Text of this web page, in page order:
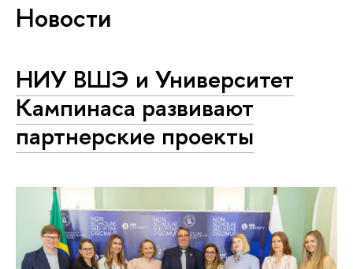
Новости
НИУ ВШЭ и Университет
Кампинаса развивают
партнерские проекты